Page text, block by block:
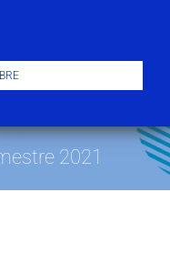
2021